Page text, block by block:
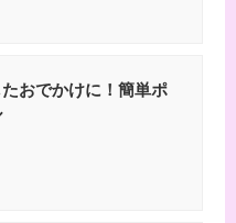
おでかけに！簡単ポ